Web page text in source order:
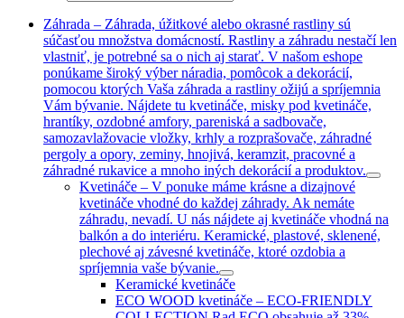
Záhrada – Záhrada, úžitkové alebo okrasné rastliny sú
súčasťou množstva domácností. Rastliny a záhradu nestačí len
vlastniť, je potrebné sa o nich aj starať. V našom eshope
ponúkame široký výber náradia, pomôcok a dekorácií,
pomocou ktorých Vaša záhrada a rastliny ožijú a spríjemnia
Vám bývanie. Nájdete tu kvetináče, misky pod kvetináče,
hrantíky, ozdobné amfory, pareniská a sadbovače,
samozavlažovacie vložky, krhly a rozprašovače, záhradné
pergoly a opory, zeminy, hnojivá, keramzit, pracovné a
záhradné rukavice a mnoho iných dekorácií a produktov.
Kvetináče – V ponuke máme krásne a dizajnové
kvetináče vhodné do každej záhrady. Ak nemáte
záhradu, nevadí. U nás nájdete aj kvetináče vhodná na
balkón a do interiéru. Keramické, plastové, sklenené,
plechové aj závesné kvetináče, ktoré ozdobia a
spríjemnia vaše bývanie.
Keramické kvetináče
ECO WOOD kvetináče – ECO-FRIENDLY